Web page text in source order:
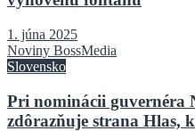
1. júna 2025
Noviny BossMedia
Slovensko
Pri nominácii guvernéra
zdôrazňuje strana Hlas,